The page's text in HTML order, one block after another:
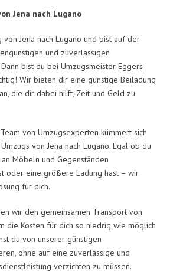
Jena nach Lugano
von Jena nach Lugano und bist auf der
und zuverlässigen
bist du bei Umzugsmeister Eggers
Wir bieten dir eine günstige Beiladung
die dir dabei hilft, Zeit und Geld zu
von Umzugsexperten kümmert sich
von Jena nach Lugano. Egal ob du
Möbeln und Gegenständen
oder eine größere Ladung hast – wir
für dich.
wir den gemeinsamen Transport von
die Kosten für dich so niedrig wie möglich
du von unserer günstigen
ohne auf eine zuverlässige und
verzichten zu müssen.